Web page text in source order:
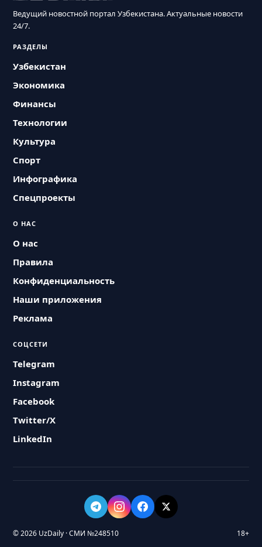
Ведущий новостной портал Узбекистана. Актуальные новости
24/7.
РАЗДЕЛЫ
Узбекистан
Экономика
Финансы
Технологии
Культура
Спорт
Инфографика
Спецпроекты
О НАС
О нас
Правила
Конфиденциальность
Наши приложения
Реклама
СОЦСЕТИ
Telegram
Instagram
Facebook
Twitter/X
LinkedIn
© 2026 UzDaily · СМИ №248510 18+